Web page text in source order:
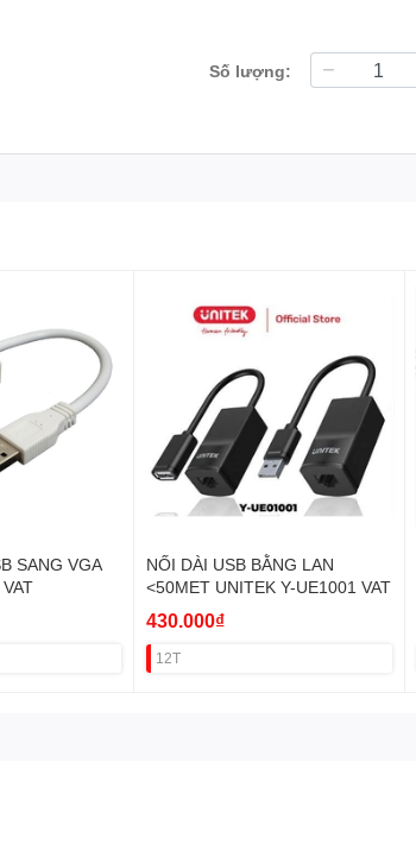
Số lượng:
SANG VGA
NỐI DÀI USB BẰNG LAN
<50MET UNITEK Y-UE1001 VAT
430.000₫
12T